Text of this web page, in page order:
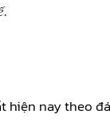
nay theo